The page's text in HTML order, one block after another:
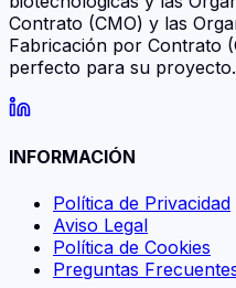
Contrato (CMO) y las
Fabricación por Contrato
perfecto para su proyecto.
INFORMACIÓN
Política de Privacidad
Aviso Legal
Política de Cookies
Preguntas